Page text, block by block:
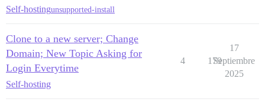
Self-hostingunsupported-install
Clone to a new server; Change
Domain; New Topic Asking for
Login Everytime
Self-hosting
4 179
17
Septiembre
2025